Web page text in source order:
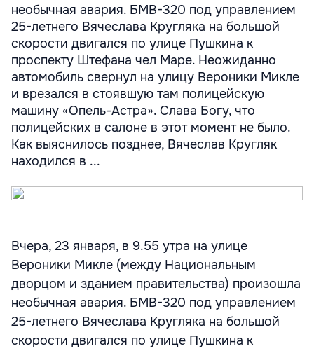
необычная авария. БМВ-320 под управлением
25-летнего Вячеслава Кругляка на большой
скорости двигался по улице Пушкина к
проспекту Штефана чел Маре. Неожиданно
автомобиль свернул на улицу Вероники Микле
и врезался в стоявшую там полицейскую
машину «Опель-Астра». Слава Богу, что
полицейских в салоне в этот момент не было.
Как выяснилось позднее, Вячеслав Кругляк
находился в ...
Вчера, 23 января, в 9.55 утра на улице
Вероники Микле (между Национальным
дворцом и зданием правительства) произошла
необычная авария. БМВ-320 под управлением
25-летнего Вячеслава Кругляка на большой
скорости двигался по улице Пушкина к